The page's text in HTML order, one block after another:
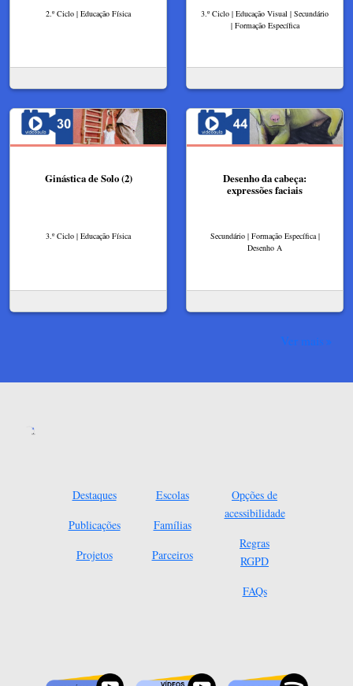
2.º Ciclo | Educação Física
3.º Ciclo | Educação Visual | Secundário
| Formação Específica
Ginástica de Solo (2)
3.º Ciclo | Educação Física
Desenho da cabeça:
expressões faciais
Secundário | Formação Específica |
Desenho A
Ver mais
Destaques
Publicações
Projetos
Escolas
Famílias
Parceiros
Opções de
acessibilidade
Regras
RGPD
FAQs